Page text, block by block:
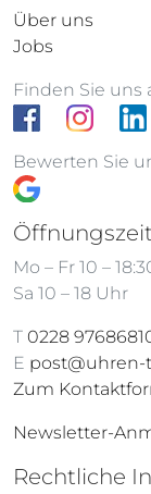
Über uns
Jobs
Finden Sie uns
Bewerten Sie
Mo – Fr 10 –
Sa 10 – 18 Uhr
T 0228
E post@uhren-
Zum
Newsletter-
Rechtliche